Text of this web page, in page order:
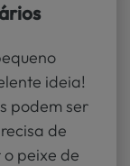
ideia!
podem ser
de
peixe de